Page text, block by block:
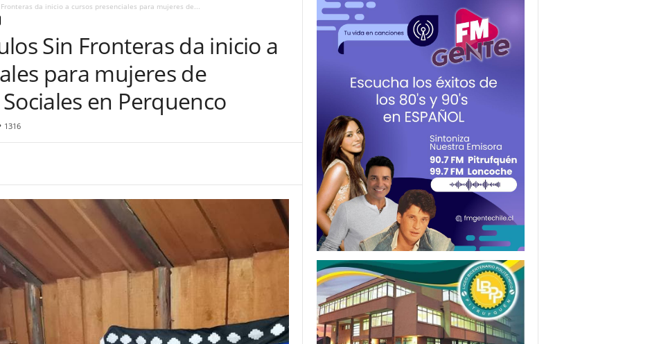
da inicio a cursos presenciales para mujeres de...
Sin Fronteras da inicio a
para mujeres de
en Perquenco
1316